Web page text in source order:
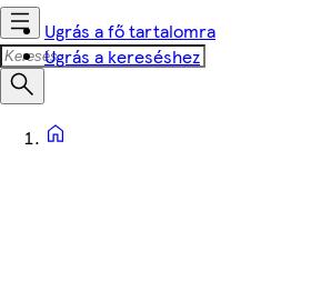
Ugrás a fő tartalomra
Ugrás a kereséshez